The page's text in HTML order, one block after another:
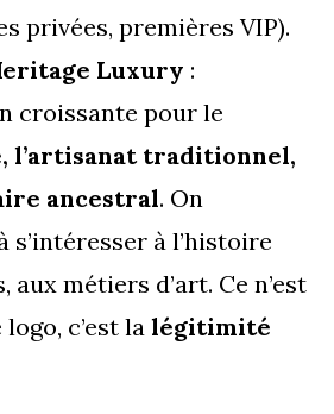
privées, premières VIP).
Luxury :
croissante pour le
l’artisanat traditionnel,
ancestral. On
s’intéresser à l’histoire
aux métiers d’art. Ce n’est
c’est la légitimité